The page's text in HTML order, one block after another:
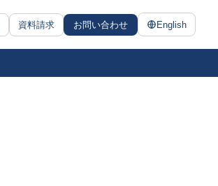
資料請求 お問い合わせ English